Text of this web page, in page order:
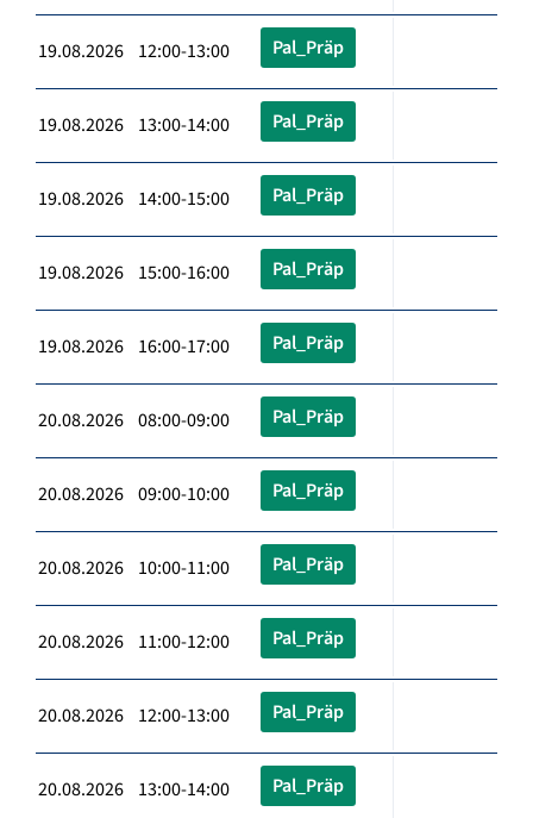
19.08.2026 12:00-13:00 Pal_Präp
19.08.2026 13:00-14:00 Pal_Präp
19.08.2026 14:00-15:00 Pal_Präp
19.08.2026 15:00-16:00 Pal_Präp
19.08.2026 16:00-17:00 Pal_Präp
20.08.2026 08:00-09:00 Pal_Präp
20.08.2026 09:00-10:00 Pal_Präp
20.08.2026 10:00-11:00 Pal_Präp
20.08.2026 11:00-12:00 Pal_Präp
20.08.2026 12:00-13:00 Pal_Präp
20.08.2026 13:00-14:00 Pal_Präp